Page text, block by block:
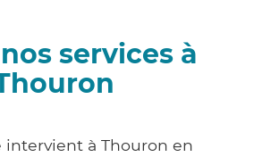
services à
intervient à Thouron en